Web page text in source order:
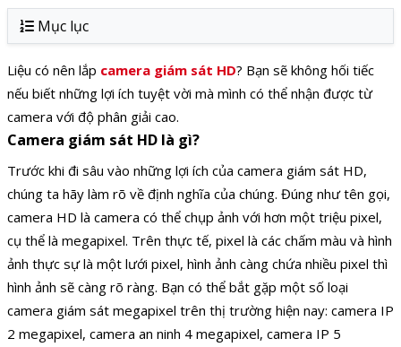
Mục lục
Liệu có nên lắp camera giám sát HD? Bạn sẽ không hối tiếc
nếu biết những lợi ích tuyệt vời mà mình có thể nhận được từ
camera với độ phân giải cao.
Camera giám sát HD là gì?
Trước khi đi sâu vào những lợi ích của camera giám sát HD,
chúng ta hãy làm rõ về định nghĩa của chúng. Đúng như tên gọi,
camera HD là camera có thể chụp ảnh với hơn một triệu pixel,
cụ thể là megapixel. Trên thực tế, pixel là các chấm màu và hình
ảnh thực sự là một lưới pixel, hình ảnh càng chứa nhiều pixel thì
hình ảnh sẽ càng rõ ràng. Bạn có thể bắt gặp một số loại
camera giám sát megapixel trên thị trường hiện nay: camera IP
2 megapixel, camera an ninh 4 megapixel, camera IP 5